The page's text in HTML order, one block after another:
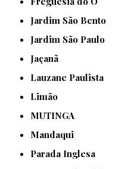
Jardim São Bento
Jardim São Paulo
Jaçanã
Lauzane Paulista
Limão
MUTINGA
Mandaqui
Parada Inglesa